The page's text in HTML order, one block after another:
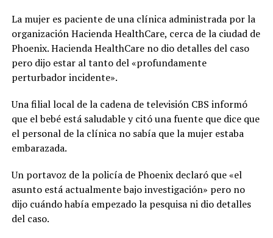
La mujer es paciente de una clínica administrada por la
organización Hacienda HealthCare, cerca de la ciudad de
Phoenix. Hacienda HealthCare no dio detalles del caso
pero dijo estar al tanto del «profundamente
perturbador incidente».
Una filial local de la cadena de televisión CBS informó
que el bebé está saludable y citó una fuente que dice que
el personal de la clínica no sabía que la mujer estaba
embarazada.
Un portavoz de la policía de Phoenix declaró que «el
asunto está actualmente bajo investigación» pero no
dijo cuándo había empezado la pesquisa ni dio detalles
del caso.